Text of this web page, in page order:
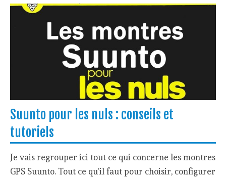
Suunto pour les nuls : conseils et
tutoriels
Je vais regrouper ici tout ce qui concerne les montres
GPS Suunto. Tout ce qu’il faut pour choisir, configurer